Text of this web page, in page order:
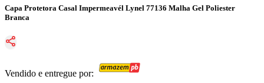
Capa Protetora Casal Impermeavél Lynel 77136 Malha Gel Poliester
Branca
Vendido e entregue por: